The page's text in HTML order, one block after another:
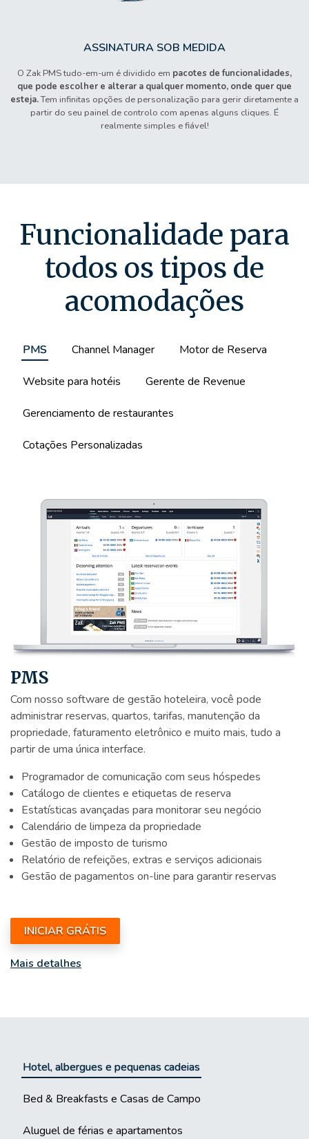
ASSINATURA SOB MEDIDA
O Zak PMS tudo-em-um é dividido em pacotes de funcionalidades,
que pode escolher e alterar a qualquer momento, onde quer que
esteja.Tem infinitas opções de personalização para gerir diretamente a
partir do seu painel de controlo com apenas alguns cliques. É
realmente simples e fiável!
Funcionalidade para
todos os tipos de
acomodações
PMS Channel Manager Motor de Reserva
Website para hotéis Gerente de Revenue
Gerenciamento de restaurantes
Cotações Personalizadas
PMS
Com nosso software de gestão hoteleira, você pode
administrar reservas, quartos, tarifas, manutenção da
propriedade, faturamento eletrônico e muito mais, tudo a
partir de uma única interface.
Programador de comunicação com seus hóspedes
Catálogo de clientes e etiquetas de reserva
Estatísticas avançadas para monitorar seu negócio
Calendário de limpeza da propriedade
Gestão de imposto de turismo
Relatório de refeições, extras e serviços adicionais
Gestão de pagamentos on-line para garantir reservas
INICIAR GRÁTIS
Mais detalhes
Hotel, albergues e pequenas cadeias
Bed & Breakfasts e Casas de Campo
Aluguel de férias e apartamentos